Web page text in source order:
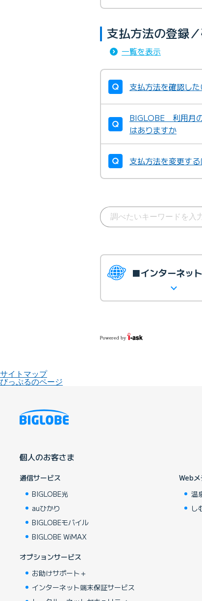
支払方法の登録
一覧を表示
支払方法を確認した
BIGLOBE 利用月
はありますか
支払方法を変更す
■インターネッ
サイトマップ
びっぷるのページ
個人のお客さま
通信サービス
BIGLOBE光
auひかり
BIGLOBEモバイル
BIGLOBE WiMAX
オプションサービス
お助けサポート＋
インターネット端末保証サービス
Webメ
温
し